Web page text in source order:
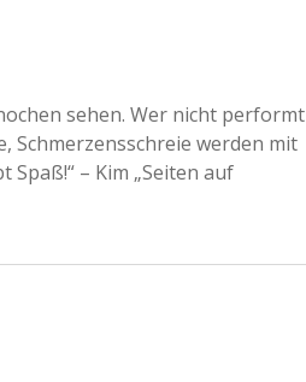
sehen. Wer nicht performt
Schmerzensschreie werden mit
– Kim „Seiten auf